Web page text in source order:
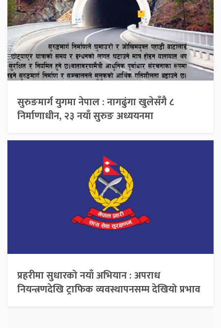
सुरुङमार्ग युगमा नेपाल : नागढुंगा खुलेसँगै ८
निर्माणाधीन, २३ नयाँ सुरुङ अध्ययनमा
प्रहरीमा सुधारको नयाँ अभियान : अपराध
नियन्त्रणदेखि ट्राफिक व्यवस्थापनसम्म देखियो प्रभाव